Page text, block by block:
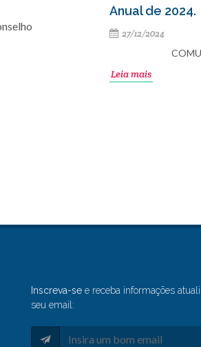
Anual de 2024.
27/12/2024
Leia mais
Inscreva-see receba informações
seu email: